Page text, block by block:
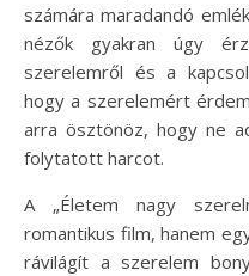
számára maradandó
nézők gyakran úgy
szerelemről és a
hogy a szerelemért
arra ösztönöz, hogy ne
folytatott harcot.
A „Életem nagy
romantikus film, hanem
rávilágít a szerelem